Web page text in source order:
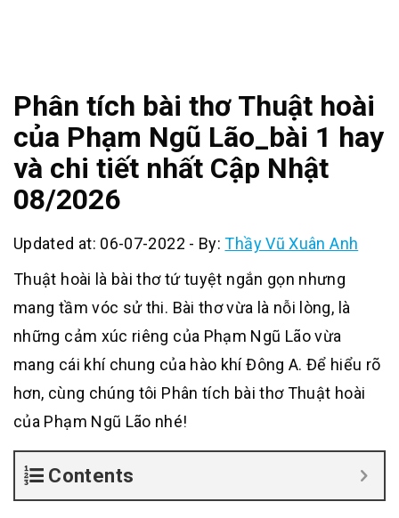
Phân tích bài thơ Thuật hoài
của Phạm Ngũ Lão_bài 1 hay
và chi tiết nhất Cập Nhật
08/2026
Updated at: 06-07-2022 - By:Thầy Vũ Xuân Anh
Thuật hoài là bài thơ tứ tuyệt ngắn gọn nhưng
mang tầm vóc sử thi. Bài thơ vừa là nỗi lòng, là
những cảm xúc riêng của Phạm Ngũ Lão vừa
mang cái khí chung của hào khí Đông A. Để hiểu rõ
hơn, cùng chúng tôi Phân tích bài thơ Thuật hoài
của Phạm Ngũ Lão nhé!
Contents